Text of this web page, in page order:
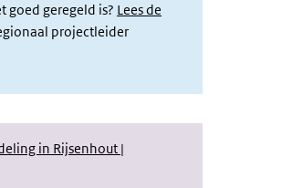
goed geregeld is? Lees de
projectleider
in Rijsenhout |